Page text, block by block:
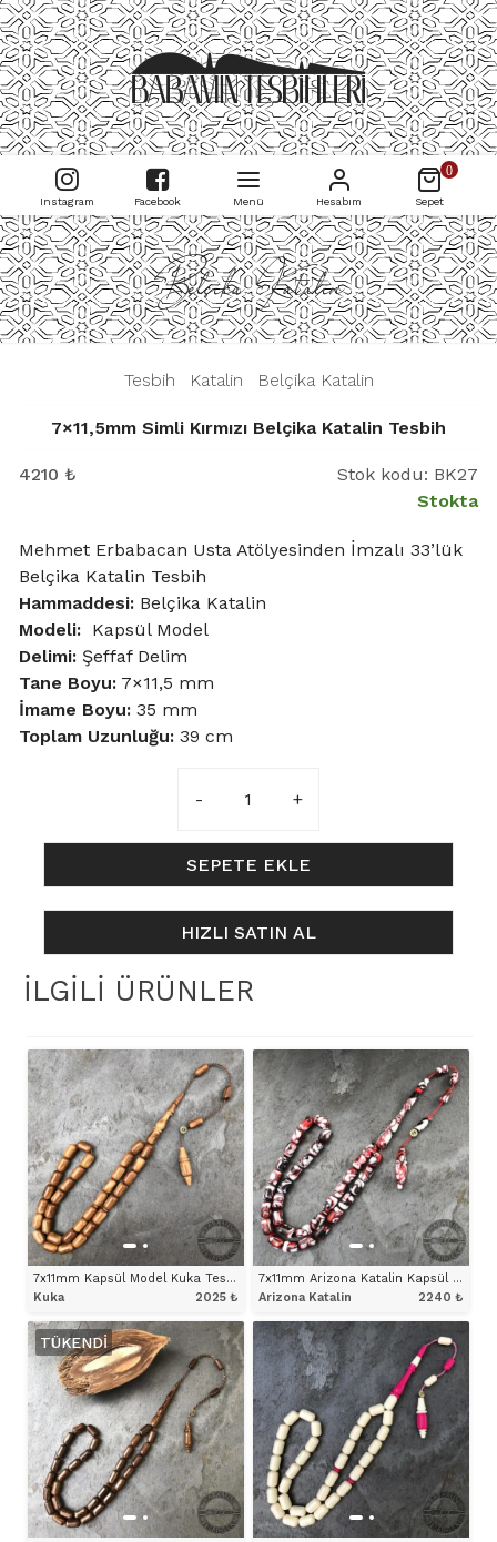
Instagram Facebook Menü Hesabım
0
Sepet
Belçika Katalin
Tesbih Katalin Belçika Katalin
7×11,5mm Simli Kırmızı Belçika Katalin Tesbih
4210 ₺ Stok kodu: BK27
Stokta
Mehmet Erbabacan Usta Atölyesinden İmzalı 33’lük
Belçika Katalin Tesbih
Hammaddesi: Belçika Katalin
Modeli: Kapsül Model
Delimi: Şeffaf Delim
Tane Boyu: 7×11,5 mm
İmame Boyu: 35 mm
Toplam Uzunluğu: 39 cm
Simli
Belçika
Katalin
Tesbih
adet
SEPETE EKLE
HIZLI SATIN AL
İLGILI ÜRÜNLER
7x11mm Kapsül Model Kuka Tesbih
Kuka
2025 ₺
ÜRÜNÜ İNCELE
7x11mm Arizona Katalin Kapsül Model Alacalı Tesbih
Arizona Katalin
2240₺
ÜRÜNÜ İNCELE
TÜKENDI